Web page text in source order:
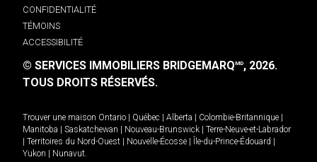
CONFIDENTIALITÉ
TÉMOINS
ACCESSIBILITÉ
© SERVICES IMMOBILIERS BRIDGEMARQMD, 2026.
TOUS DROITS RÉSERVÉS.
Trouver une maison Ontario Québec Alberta Colombie-Britannique
Manitoba
Saskatchewan Nouveau-Brunswick
Terre-Neuve-et-Labrador
Territoires du Nord-Ouest Nouvelle-Écosse Île-du-Prince-Édouard
Yukon
Nunavut.